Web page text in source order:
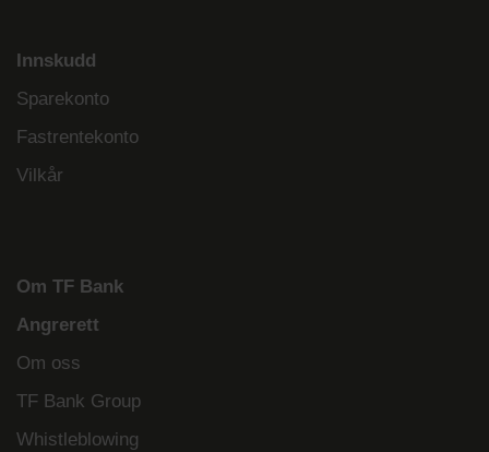
Innskudd
Sparekonto
Fastrentekonto
Vilkår
Om TF Bank
Angrerett
Om oss
TF Bank Group
Whistleblowing